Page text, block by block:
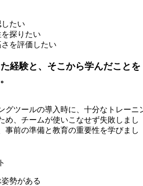
たい
探りたい
を評価したい
経験と、そこから学んだことを
グツールの導入時に、十分なトレーニ
め、チームが使いこなせず失敗しまし
事前の準備と教育の重要性を学びまし
勢がある